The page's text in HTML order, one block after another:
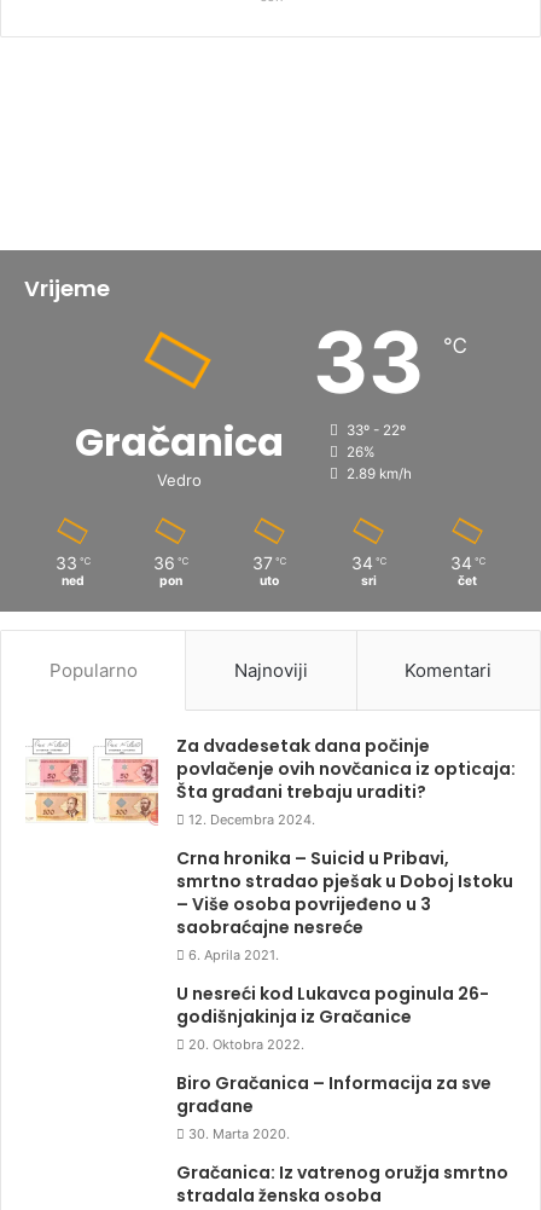
Vrijeme
Gračanica
Vedro
33 ℃
33º - 22º
26%
2.89 km/h
33 ℃
ned
36 ℃
pon
37 ℃
uto
34 ℃
sri
34 ℃
čet
Popularno Najnoviji Komentari
Za dvadesetak dana počinje
povlačenje ovih novčanica iz opticaja:
Šta građani trebaju uraditi?
12. Decembra 2024.
Crna hronika – Suicid u Pribavi,
smrtno stradao pješak u Doboj Istoku
– Više osoba povrijeđeno u 3
saobraćajne nesreće
6. Aprila 2021.
U nesreći kod Lukavca poginula 26-
godišnjakinja iz Gračanice
20. Oktobra 2022.
Biro Gračanica – Informacija za sve
građane
30. Marta 2020.
Gračanica: Iz vatrenog oružja smrtno
stradala ženska osoba